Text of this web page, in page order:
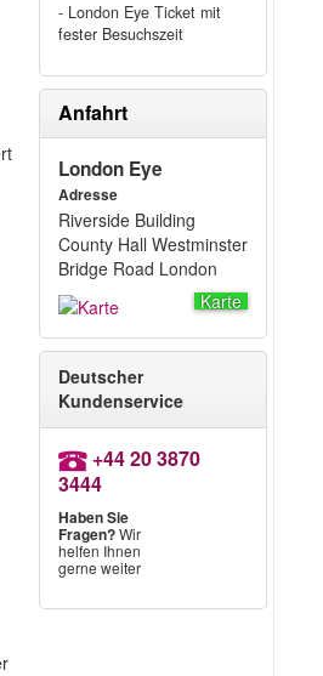
- London Eye Ticket mit
fester Besuchszeit
Anfahrt
London Eye
Adresse
Riverside Building
County Hall Westminster
Bridge Road London
Karte
Deutscher
Kundenservice
+44 20 3870
3444
Haben Sie
Fragen?Wir
helfen Ihnen
gerne weiter